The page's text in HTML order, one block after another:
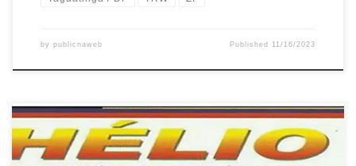
by publicnaweb Published 11/16/2023